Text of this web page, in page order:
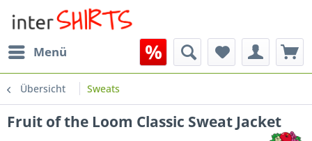
Menü
Übersicht Sweats
Fruit of the Loom Classic Sweat Jacket